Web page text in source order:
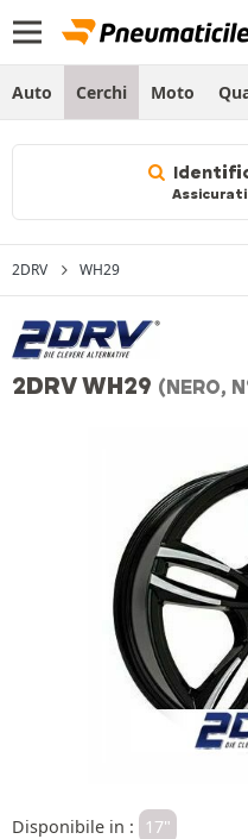
Auto Cerchi Moto
2DRV WH29
2DRV WH29 (NERO,
Disponibile in : 17"